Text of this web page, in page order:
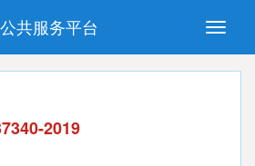
Toggle
共服务平台
推荐性国家标准
(National standards in foreign
2019